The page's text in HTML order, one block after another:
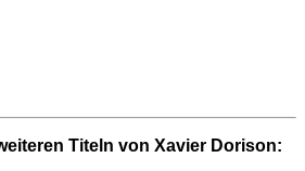
Titeln von Xavier Dorison: